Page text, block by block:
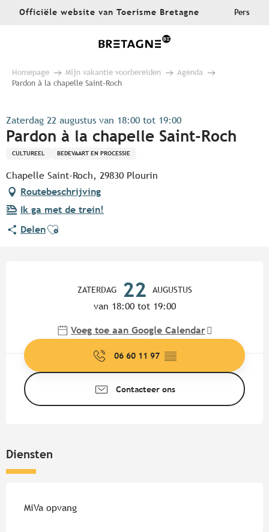
AllerOfficiële website van Toerisme Bretagne Pers
Homepage Mijn vakantie voorbereiden
Agenda
Pardon à la chapelle Saint-Roch
Zaterdag 22 augustus van 18:00 tot 19:00
Pardon à la chapelle Saint-Roch
CULTUREEL BEDEVAART EN PROCESSIE
Chapelle Saint-Roch, 29830 Plourin
Routebeschrijving
Ik ga met de trein!
DelenAjouter aux favoris
ZATERDAG 22 AUGUSTUS
van 18:00 tot 19:00
Voeg toe aan Google Calendar
06 60 11 97 ▒▒
Contacteer ons
Diensten
MiVa opvang